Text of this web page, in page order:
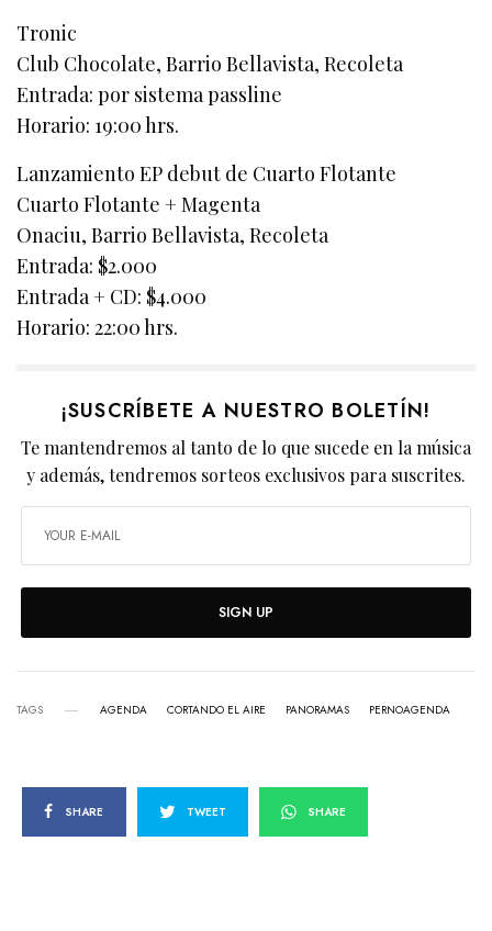
Tronic
Club Chocolate, Barrio Bellavista, Recoleta
Entrada: por sistema passline
Horario: 19:00 hrs.
Lanzamiento EP debut de Cuarto Flotante
Cuarto Flotante + Magenta
Onaciu, Barrio Bellavista, Recoleta
Entrada: $2.000
Entrada + CD: $4.000
Horario: 22:00 hrs.
¡SUSCRÍBETE A NUESTRO BOLETÍN!
Te mantendremos al tanto de lo que sucede en la música
y además, tendremos sorteos exclusivos para suscrites.
SIGN UP
TAGS AGENDA CORTANDO EL AIRE PANORAMAS PERNOAGENDA
SHARE TWEET SHARE